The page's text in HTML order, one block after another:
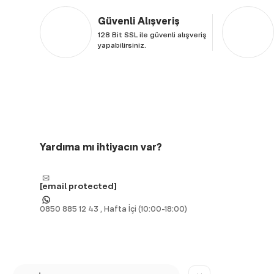
Güvenli Alışveriş
128 Bit SSL ile güvenli alışveriş
yapabilirsiniz.
Yardıma mı ihtiyacın var?
[email protected]
0850 885 12 43 , Hafta İçi (10:00-18:00)